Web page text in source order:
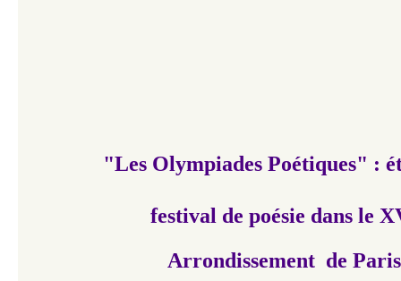
"Les Olympiades Poétiques" :
festival de poésie dans le
Arrondissement de Paris